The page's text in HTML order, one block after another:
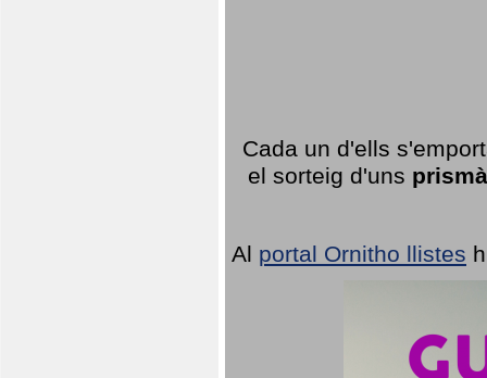
Cada un d'ells
el sorteig d'uns
Al portal Ornitho llistes